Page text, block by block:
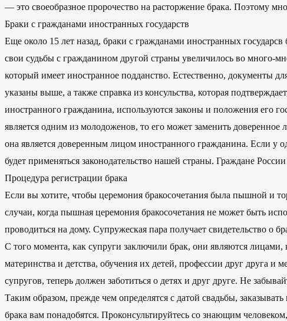
— это своеобразное пророчество на расторжение брака. Поэтому
Браки с гражданами иностранных государств
Еще около 15 лет назад, браки с гражданами иностранных
свои судьбы с гражданином другой страны увеличилось во много-
который имеет иностранное подданство. Естественно, документы
указаны выше, а также справка из консульства, которая
иностранного гражданина, используются законы и положения его
является одним из молодоженов, то его может заменить
она является доверенным лицом иностранного гражданина. Если у
будет применяться законодательство нашей страны. Граждане
Процедура регистрации брака
Если вы хотите, чтобы церемония бракосочетания была пышной и
случаи, когда пышная церемония бракосочетания не может быть
проводиться на дому. Супружеская пара получает свидетельство о
С того момента, как супруги заключили брак, они являются
материнства и детства, обучения их детей, профессии друг
супругов, теперь должен заботиться о детях и друг друге. Не
Таким образом, прежде чем определятся с датой свадьбы,
брака вам понадобятся. Проконсультируйтесь со знающим